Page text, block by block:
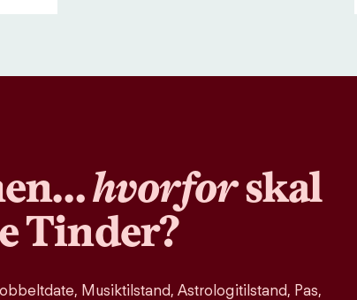
hvorforskal
Tinder?
Musiktilstand, Astrologitilstand, Pas,